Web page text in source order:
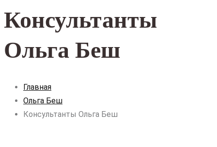
Консультанты
Ольга Беш
Главная
Ольга Беш
Консультанты Ольга Беш